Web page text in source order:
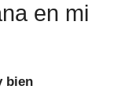
en mi
bien